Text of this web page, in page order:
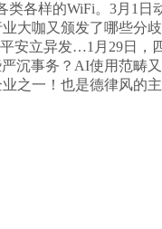
各样的WiFi。3月1
大咖又颁发了哪些分
安立异发…1月29日
沉事务？AI使用范畴
之一！也是德律风的